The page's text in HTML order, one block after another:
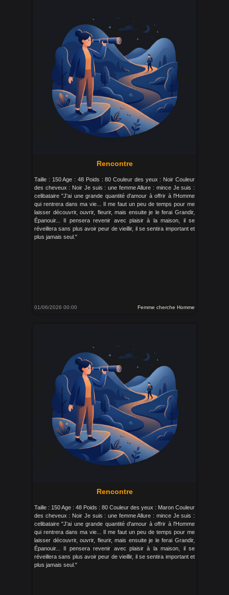
Rencontre
Taille : 150 Age : 48 Poids : 80 Couleur des yeux : Noir Couleur
des cheveux : Noir Je suis : une femme Allure : mince Je suis :
celibataire "J'ai une grande quantité d'amour à offrir à l'Homme
qui rentrera dans ma vie... Il me faut un peu de temps pour me
laisser découvrir, ouvrir, fleurir, mais ensuite je le ferai Grandir,
Épanouir... Il pensera revenir avec plaisir à la maison, il se
réveillera sans plus avoir peur de vieillir, il se sentira important et
plus jamais seul."
01/06/2026 00:00 Femme cherche Homme
Rencontre
Taille : 150 Age : 48 Poids : 80 Couleur des yeux : Maron Couleur
des cheveux : Noir Je suis : une femme Allure : mince Je suis :
celibataire "J'ai une grande quantité d'amour à offrir à l'Homme
qui rentrera dans ma vie... Il me faut un peu de temps pour me
laisser découvrir, ouvrir, fleurir, mais ensuite je le ferai Grandir,
Épanouir... Il pensera revenir avec plaisir à la maison, il se
réveillera sans plus avoir peur de vieillir, il se sentira important et
plus jamais seul."